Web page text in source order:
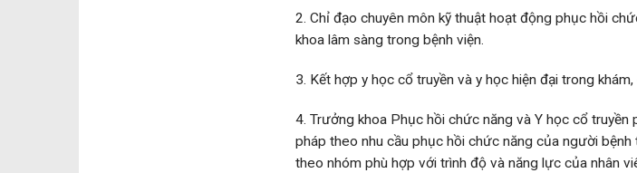
2. Chỉ đạo chuyên môn kỹ thuật hoạt động phục hồi
khoa lâm sàng trong bệnh viện.
3. Kết hợp y học cổ truyền và y học hiện đại trong
4. Trưởng khoa Phục hồi chức năng và Y học cổ
pháp theo nhu cầu phục hồi chức năng của người
theo nhóm phù hợp với trình độ và năng lực của nhân